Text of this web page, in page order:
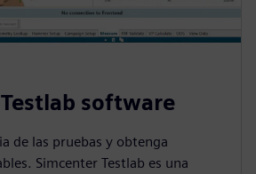
software
de las pruebas y obtenga
Simcenter Testlab es una